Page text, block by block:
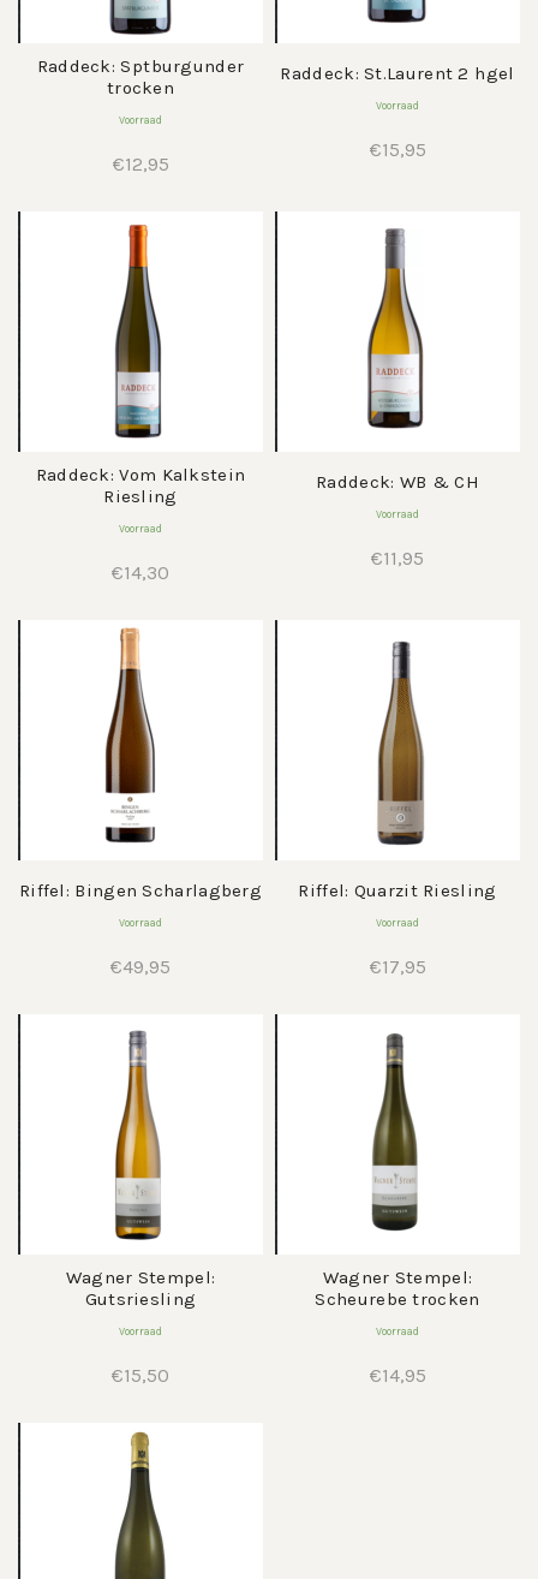
Raddeck: Sptburgunder
trocken
Voorraad
€12,95
Raddeck: St.Laurent 2 hgel
Voorraad
€15,95
Raddeck: Vom Kalkstein
Riesling
Voorraad
€14,30
Raddeck: WB & CH
Voorraad
€11,95
Riffel: Bingen Scharlagberg
Voorraad
€49,95
Riffel: Quarzit Riesling
Voorraad
€17,95
Wagner Stempel:
Gutsriesling
Voorraad
€15,50
Wagner Stempel:
Scheurebe trocken
Voorraad
€14,95